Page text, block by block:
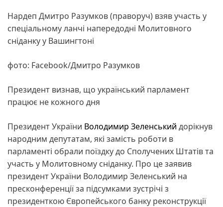
Нардеп Дмитро Разумков (праворуч) взяв участь у
спеціальному ланчі напередодні Молитовного
сніданку у Вашингтоні
фото: Facebook/Дмитро Разумков
Президент визнав, що український парламент
працює не кожного дня
Президент України Володимир Зеленський дорікнув
народним депутатам, які замість роботи в
парламенті обрали поїздку до Сполучених Штатів та
участь у Молитовному сніданку. Про це заявив
президент України Володимир Зеленський на
пресконференції за підсумками зустрічі з
президенткою Європейського банку реконструкції